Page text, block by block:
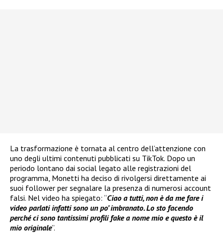
La trasformazione è tornata al centro dell’attenzione con
uno degli ultimi contenuti pubblicati su TikTok. Dopo un
periodo lontano dai social legato alle registrazioni del
programma, Monetti ha deciso di rivolgersi direttamente ai
suoi follower per segnalare la presenza di numerosi account
falsi. Nel video ha spiegato: “Ciao a tutti, non è da me fare i
video parlati infatti sono un po’ imbranato. Lo sto facendo
perché ci sono tantissimi profili fake a nome mio e questo è il
mio originale”.